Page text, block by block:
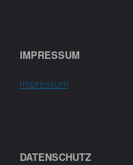
IMPRESSUM
Impressum
DATENSCHUTZ